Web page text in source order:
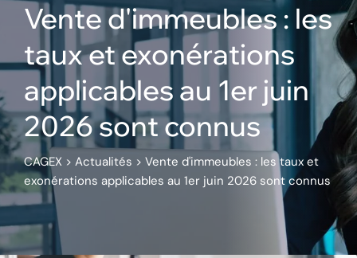
Vente d'immeubles : les
taux et exonérations
applicables au 1er juin
2026 sont connus
CAGEX > Actualités > Vente d'immeubles : les taux et
exonérations applicables au 1er juin 2026 sont connus